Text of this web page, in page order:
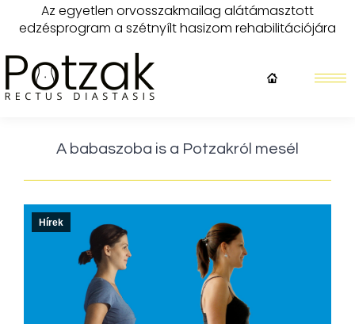
Az egyetlen orvosszakmailag alátámasztott
edzésprogram a szétnyílt hasizom rehabilitációjára
A babaszoba is a Potzakról mesél
Hírek